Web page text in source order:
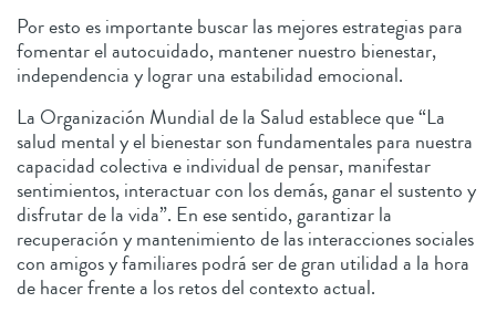
Por esto es importante buscar las mejores estrategias para
fomentar el autocuidado, mantener nuestro bienestar,
independencia y lograr una estabilidad emocional.
La Organización Mundial de la Salud establece que “La
salud mental y el bienestar son fundamentales para nuestra
capacidad colectiva e individual de pensar, manifestar
sentimientos, interactuar con los demás, ganar el sustento y
disfrutar de la vida”. En ese sentido, garantizar la
recuperación y mantenimiento de las interacciones sociales
con amigos y familiares podrá ser de gran utilidad a la hora
de hacer frente a los retos del contexto actual.